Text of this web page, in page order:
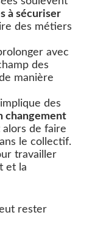
à sécuriser
des métiers
avec
des
manière
des
changement
alors de faire
le collectif.
travailler
et la
rester